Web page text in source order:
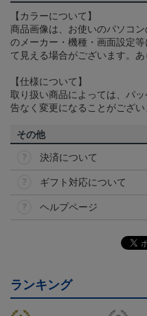
【カラーについて】
商品画像は、お使いのパソコ
のメーカー・機種・画面設定
て見える場合がございます。あ
【仕様について】
取り扱い商品によっては、パ
告なく変更になることがござい
その他
決済について
ギフト対応について
ヘルプページ
ランキング